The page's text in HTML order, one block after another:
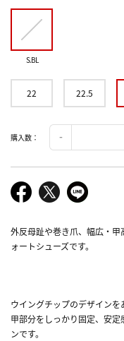
S.BL
22 22.5
購入数：
外反母趾や巻き爪、幅広・
ォートシューズです。
ウイングチップのデザインを
甲部分をしっかり固定、安
ンです。